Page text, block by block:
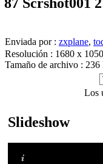
Enviada por : zxplane,
Resolución : 1680 x
Tamaño de archivo :
Los
Slideshow